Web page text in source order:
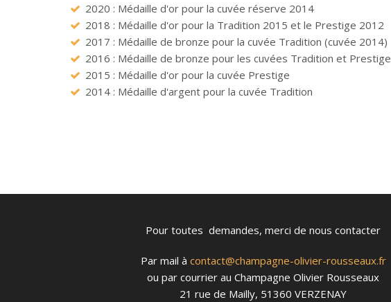
2020 : Médaille d'or pour la cuvée réserve 2014
2018 : Médaille d'or pour la Tradition 2015 et le Prestige 2012
2017 : Médaille de bronze pour la cuvée Tradition (cuvée 2014)
2016 : Médaille de bronze pour les cuvées Tradition et Prestige
2015 : Médaille d'or pour la cuvée Prestige
2014 : Médaille d'argent pour la cuvée Tradition
Pour toutes demandes, merci de nous contacter
Par mail à contact@champagne-olivier-rousseaux.fr
ou par courrier au Champagne Olivier Rousseaux
21 rue de Mailly, 51360 VERZENAY